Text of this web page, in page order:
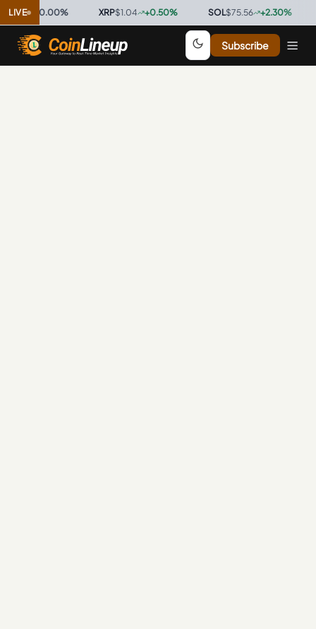
LIVE 0.00%· XRP$1.04 +0.50%· SOL$75.56 +2.30%·
Subscribe